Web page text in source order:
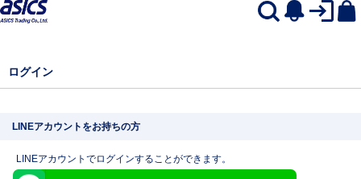
ログイン
LINEアカウントをお持ちの方
LINEアカウントでログインすることができます。